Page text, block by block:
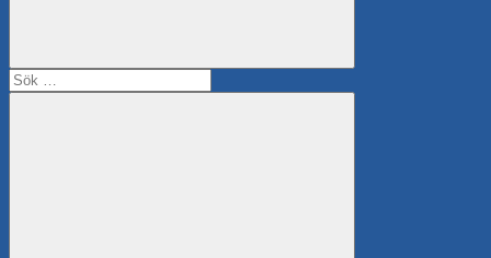
Search
Sök
efter: